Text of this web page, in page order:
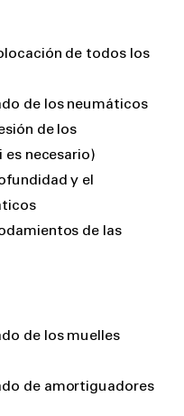
de todos los
de los neumáticos
de los
necesario)
y el
de las
de los muelles
de amortiguadores